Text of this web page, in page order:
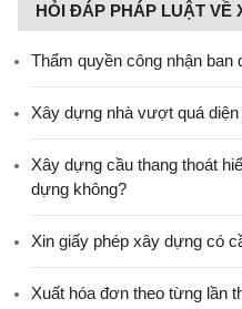
HỎI ĐÁP PHÁP LUẬT VỀ
Thẩm quyền công nhận ban
Xây dựng nhà vượt quá
Xây dựng cầu thang thoát
dựng không?
Xin giấy phép xây dựng có
Xuất hóa đơn theo từng lần